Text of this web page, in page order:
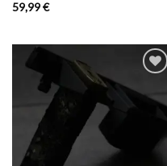
59,99€
wishlist